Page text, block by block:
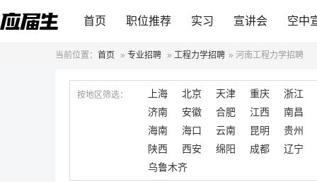
首页 职位推荐 实习 宣讲会 空中
当前位置： 首页 » 专业招聘 » 工程力学招聘 » 河南工程力学招聘
按地区筛选： 上海 北京 天津 重庆
浙江
济南
安徽 合肥 江西
南昌
海南
海口 云南 昆明
贵州
陕西
西安 绵阳 成都
辽宁
乌鲁木齐